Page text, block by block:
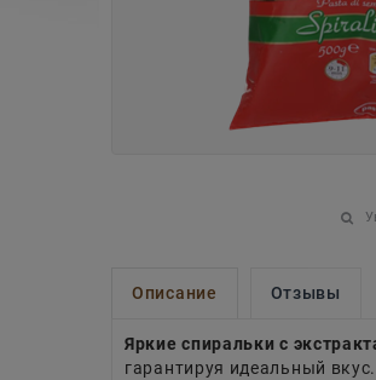
Описание Отзывы
Яркие спиральки с
гарантируя идеальный вкус.